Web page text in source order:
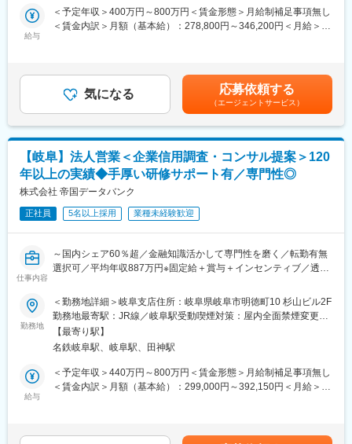
です。
■企業の特徴／魅力
貢献する新たな商品やサービスを提供しています。社員一人ひと
りが多様性を認め合い、個の強みを最大限発揮できる環境が整っ
ています。
変更の範囲：会社の定める業務
1. 企業信用調査
・対象企業へ訪問し、事業内容や会社の特色、今後の展望、財務
・企業信用調査で得た情報から企業が抱えている課題を見つけ出
し、課題解決をご提案。
例１：与信管理に課題のある企業には信用調査報告書や倒産予測
先ターゲットリストを提供
例３：後継者不足、社員教育に課題を抱えている企業には事業承
継支援サービスや教育ツール、研修などを提案
訪問から報告書作成、提案まで一貫して担当。論理的思考力と課
題解決力を発揮し、企業の成長を支援します。
■業務の魅力：
・企業信用調査のデータは、金融機関の融資可否判断や企業間の
新規取引の際等に利用される重要なデータです。
・年間300社以上のビジネスモデルや経営者の考え方に触れ、金
融・経営知識を実務で深められます。
サポートし事業の成長を通して社会に貢献できる仕事です。
■働く環境：
充実した研修制度とメンター制度を整備し、異業界出身者も安心
してスタート可能。報告書入力システム改善など、働きやすさ向
■企業魅力：
国内シェア60％超を誇る業界リーディングカンパニー。金融機関
給与
＜予定年収＞400万円～800万円＜賃金形態＞月給制補足事項無し
＜賃金内訳＞月額（基本給）：278,800円～346,200円＜月給＞
後）：800 万円（月給 35 万円＋賞与 90 万円＋営業給 100 万円）
※モデル年収は全国総合職の場合を記載賃金はあくまでも目安の金
額であり、選考を通じて上下する可能性があります。月給(月額)は
固定手当を含めた表記です。
気になる 応募依頼する
（エージェントサービス）
【岐阜】法人営業＜企業信用調査・コンサル提案＞120
年以上の実績◆手厚い研修サポート有／専門性◎
株式会社 帝国データバンク
正社員 5名以上採用 業種未経験歓迎
仕事内容
～国内シェア60％超／金融知識活かして専門性を磨く／転勤有無
選択可／平均年収887万円※固定給＋賞与＋インセンティブ／透明
■業務内容：
経営者と直接対話し、企業の本質に迫る「信用調査＋コンサルテ
ィング営業」をお任せします。
金融・経営知識を実務で深め、希少性の高いスキルを獲得し、市
場価値を高められる環境です。
1. 企業信用調査
・対象企業へ訪問し、事業内容や会社の特色、今後の展望、財務
・企業信用調査で得た情報から企業が抱えている課題を見つけ出
勤務地
＜勤務地詳細＞岐阜支店住所：岐阜県岐阜市明徳町10 杉山ビル2F
勤務地最寄駅：JR線／岐阜駅受動喫煙対策：屋内全面禁煙変更の
範囲：勤務地は業務上の都合により変更の可能性があります
【最寄り駅】
名鉄岐阜駅、岐阜駅、田神駅
給与
＜予定年収＞440万円～800万円＜賃金形態＞月給制補足事項無し
＜賃金内訳＞月額（基本給）：299,000円～392,150円＜月給＞